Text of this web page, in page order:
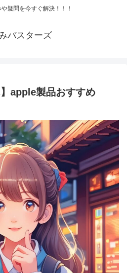
疑問を今すぐ解決！！！
バスターズ
】apple製品おすすめ